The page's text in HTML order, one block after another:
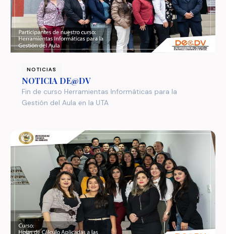
NOTICIAS
NOTICIA DE@DV
Fin de curso Herramientas Informáticas para la
Gestión del Aula en la UTA